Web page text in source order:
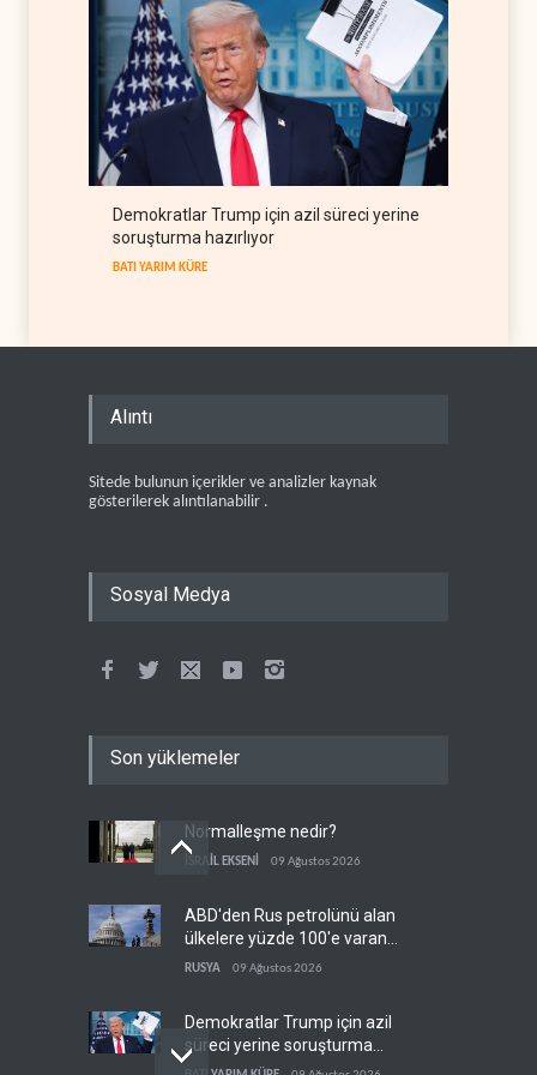
Demokratlar Trump için azil süreci yerine
soruşturma hazırlıyor
BATI YARIM KÜRE
Alıntı
Sitede bulunun içerikler ve analizler kaynak
gösterilerek alıntılanabilir .
Sosyal Medya
Son yüklemeler
Normalleşme nedir?
İSRAİL EKSENİ 09 Ağustos 2026
ABD'den Rus petrolünü alan
ülkelere yüzde 100'e varan
gümrük vergisi
RUSYA 09 Ağustos 2026
Demokratlar Trump için azil
süreci yerine soruşturma
hazırlıyor